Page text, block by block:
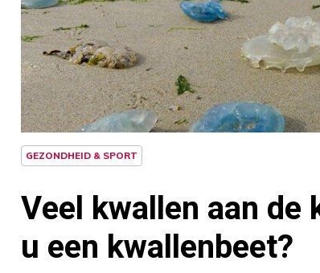
GEZONDHEID & SPORT
Veel kwallen aan
u een kwallenbeet?